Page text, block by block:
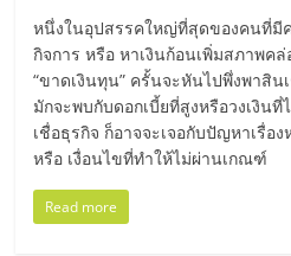
ไทย,
SMEs,
แฟ
รน
หนึ่งในอุปสรรคใหญ่ที่สุดของคนที่มี
กิจการ หรือ หาเงินก้อนเพิ่มสภาพค
“ขาดเงินทุน” ครั้นจะหันไปพึ่งพาสิ
มักจะพบกับดอกเบี้ยที่สูงหรือวงเงิน
เชื่อธุรกิจ ก็อาจจะเจอกับปัญหาเรื่อ
หรือ เงื่อนไขที่ทำให้ไม่ผ่านเกณฑ์
Read more